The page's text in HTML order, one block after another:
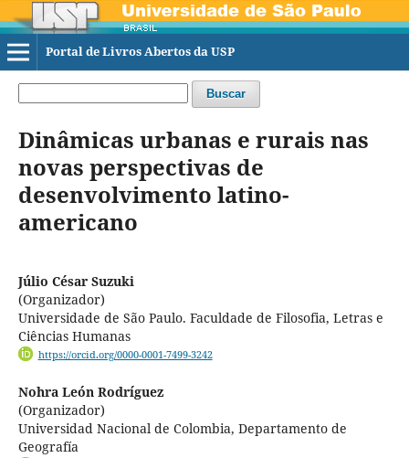
Portal de Livros Abertos da USP
Buscar
Dinâmicas urbanas e rurais nas
novas perspectivas de
desenvolvimento latino-
americano
Júlio César Suzuki
(Organizador)
Universidade de São Paulo. Faculdade de Filosofia, Letras e
Ciências Humanas
https://orcid.org/0000-0001-7499-3242
Nohra León Rodríguez
(Organizador)
Universidad Nacional de Colombia, Departamento de
Geografía